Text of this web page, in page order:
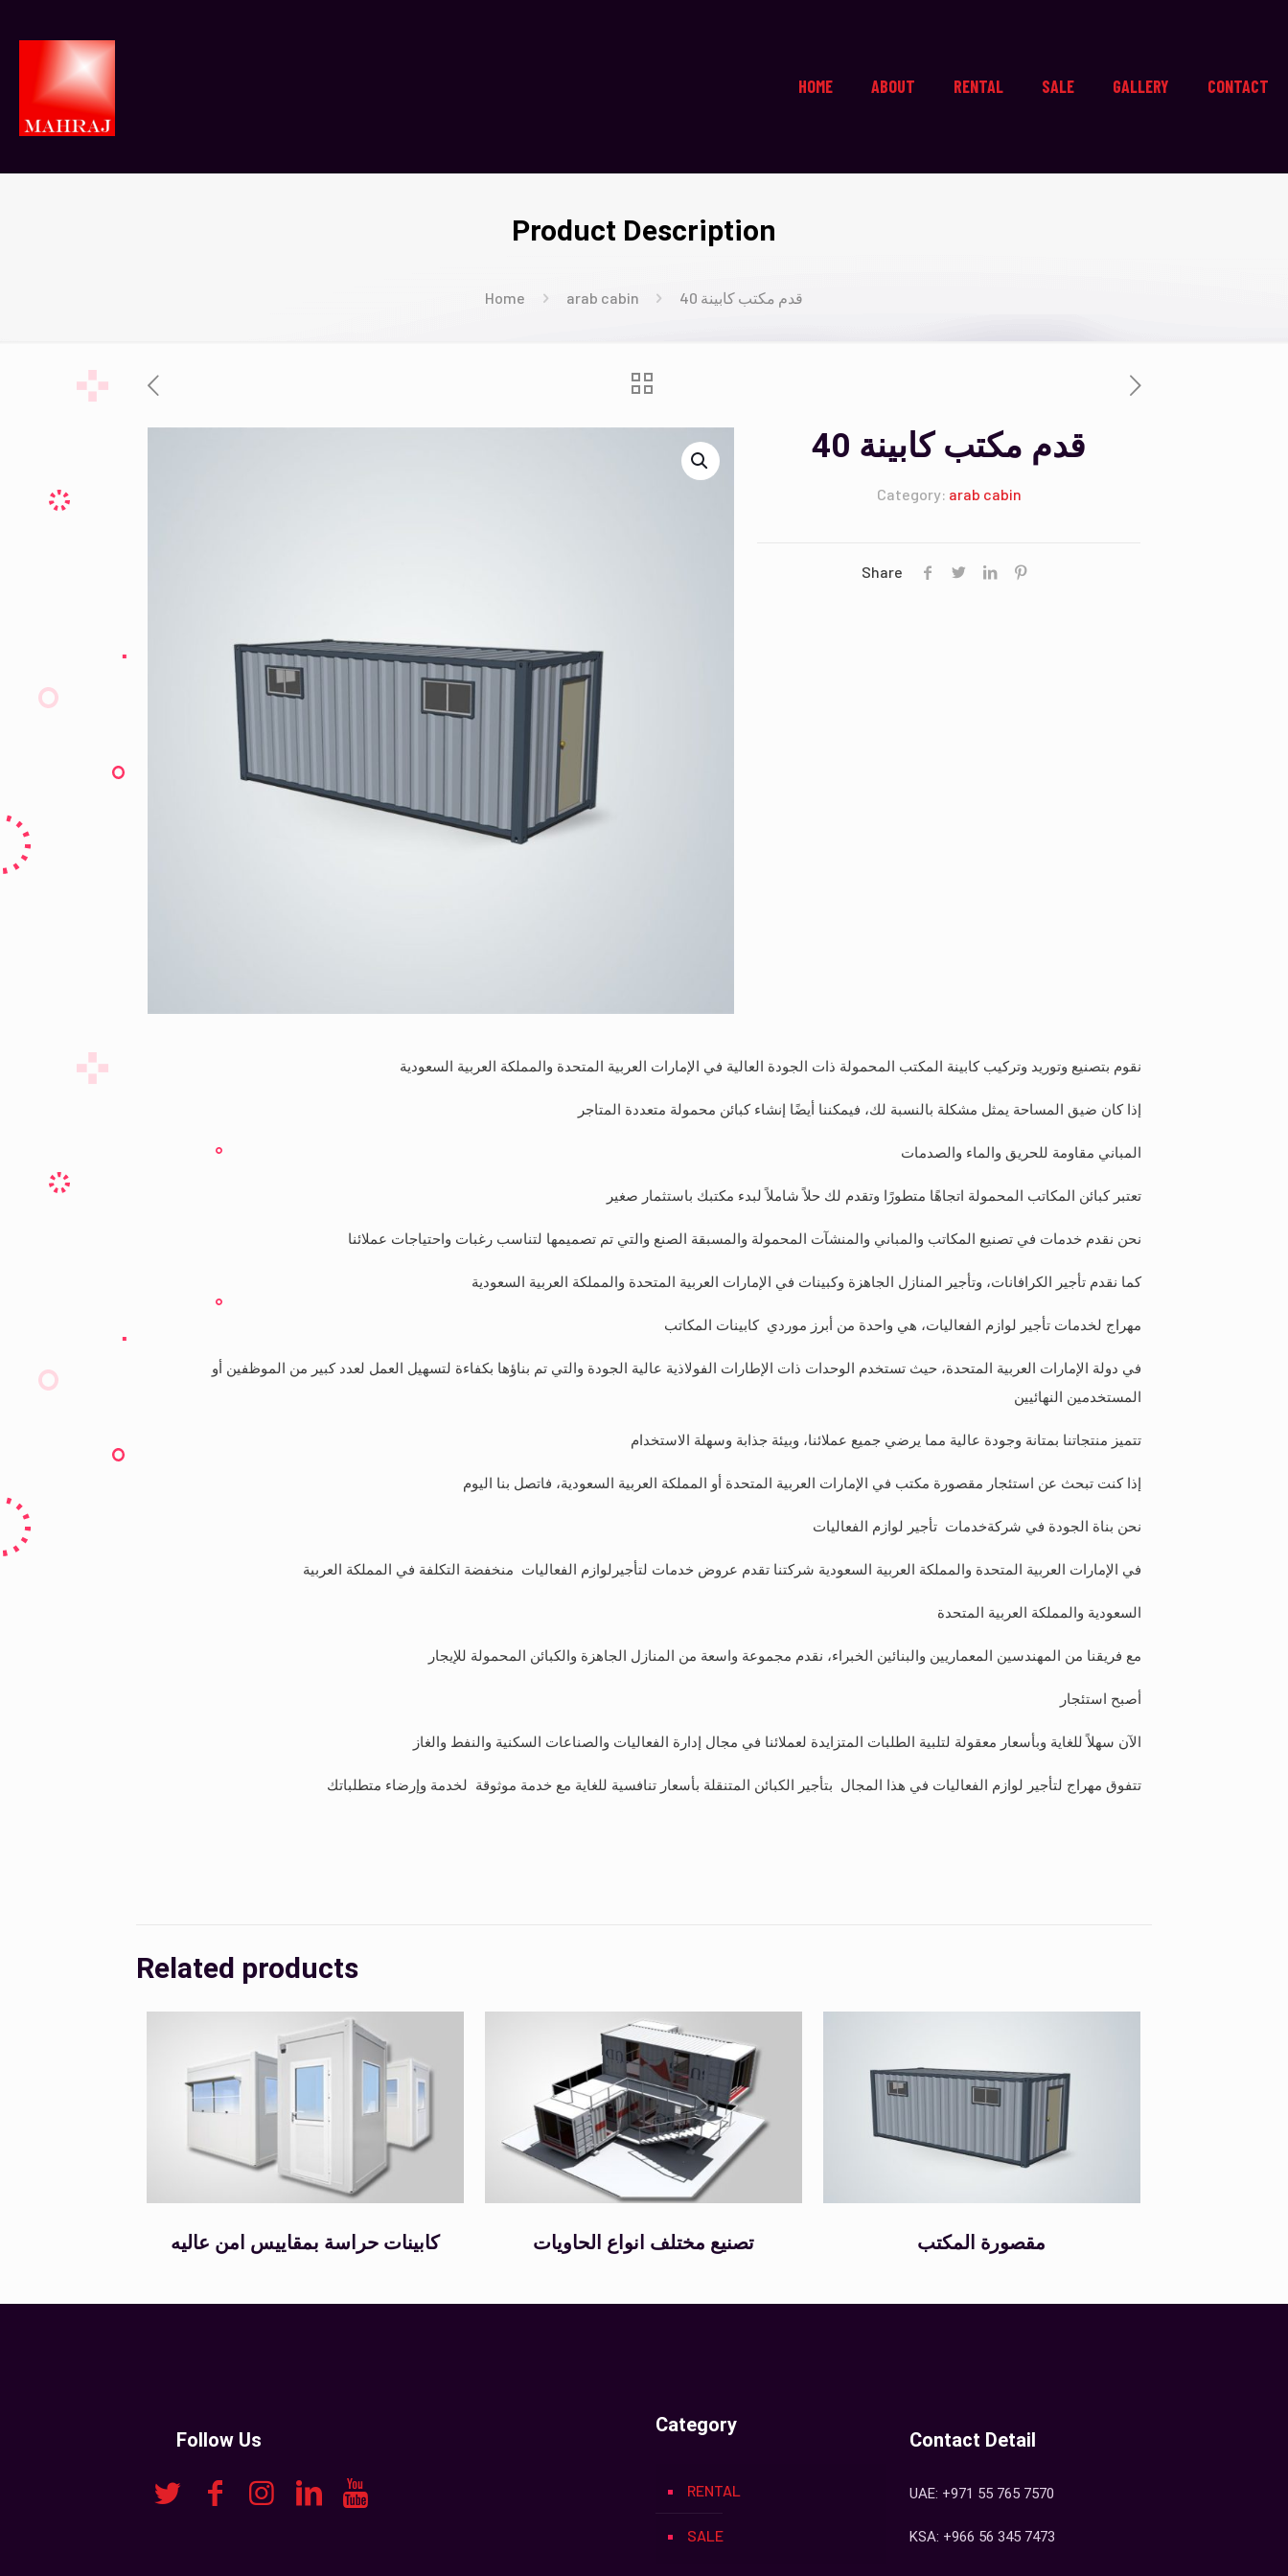
HOME ABOUT RENTAL SALE GALLERY CONTACT
Product Description
Home arab cabin 40 قدم مكتب كابينة
40 قدم مكتب كابينة
Category: arab cabin
Share
نقوم بتصنيع وتوريد وتركيب كابينة المكتب المحمولة ذات الجودة العالية في الإمارات العربية المتحدة والمملكة العربية السعودية
إذا كان ضيق المساحة يمثل مشكلة بالنسبة لك، فيمكننا أيضًا إنشاء كبائن محمولة متعددة المتاجر
المباني مقاومة للحريق والماء والصدمات
تعتبر كبائن المكاتب المحمولة اتجاهًا متطورًا وتقدم لك حلاً شاملاً لبدء مكتبك باستثمار صغير
نحن نقدم خدمات في تصنيع المكاتب والمباني والمنشآت المحمولة والمسبقة الصنع والتي تم تصميمها لتناسب رغبات واحتياجات عملائنا
كما نقدم تأجير الكرافانات، وتأجير المنازل الجاهزة وكبينات في الإمارات العربية المتحدة والمملكة العربية السعودية
مهراج لخدمات تأجير لوازم الفعاليات، هي واحدة من أبرز موردي كابينات المكاتب
في دولة الإمارات العربية المتحدة، حيث تستخدم الوحدات ذات الإطارات الفولاذية عالية الجودة والتي تم بناؤها بكفاءة لتسهيل العمل لعدد كبير من الموظفين أو
المستخدمين النهائيين
تتميز منتجاتنا بمتانة وجودة عالية مما يرضي جميع عملائنا، وبيئة جذابة وسهلة الاستخدام
إذا كنت تبحث عن استئجار مقصورة مكتب في الإمارات العربية المتحدة أو المملكة العربية السعودية، فاتصل بنا اليوم
نحن بناة الجودة في شركةخدمات تأجير لوازم الفعاليات
في الإمارات العربية المتحدة والمملكة العربية السعودية شركتنا تقدم عروض خدمات لتأجيرلوازم الفعاليات منخفضة التكلفة في المملكة العربية
السعودية والمملكة العربية المتحدة
مع فريقنا من المهندسين المعماريين والبنائين الخبراء، نقدم مجموعة واسعة من المنازل الجاهزة والكبائن المحمولة للإيجار
أصبح استئجار
الآن سهلاً للغاية وبأسعار معقولة لتلبية الطلبات المتزايدة لعملائنا في مجال إدارة الفعاليات والصناعات السكنية والنفط والغاز
تتفوق مهراج لتأجير لوازم الفعاليات في هذا المجال بتأجير الكبائن المتنقلة بأسعار تنافسية للغاية مع خدمة موثوقة لخدمة وإرضاء متطلباتك
Related products
كابينات حراسة بمقاييس امن عاليه تصنيع مختلف انواع الحاويات مقصورة المكتب
Follow Us
Category
RENTAL
SALE
Contact Detail
UAE: +971 55 765 7570
KSA: +966 56 345 7473